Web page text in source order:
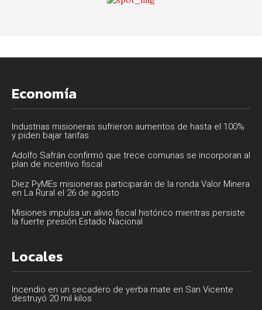
Economía
Industrias misioneras sufrieron aumentos de hasta el 100%
y piden bajar tarifas
Adolfo Safrán confirmó que trece comunas se incorporan al
plan de incentivo fiscal
Diez PyMEs misioneras participarán de la ronda Valor Minera
en La Rural el 26 de agosto
Misiones impulsa un alivio fiscal histórico mientras persiste
la fuerte presión Estado Nacional
Locales
Incendio en un secadero de yerba mate en San Vicente
destruyó 20 mil kilos